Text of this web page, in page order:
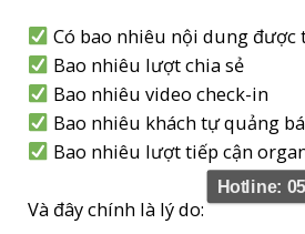
Có bao nhiêu nội dung được
Bao nhiêu lượt chia sẻ
Bao nhiêu video check-in
Bao nhiêu khách tự quảng
Bao nhiêu lượt tiếp cận
Và đây chính là lý do:
Hotline: